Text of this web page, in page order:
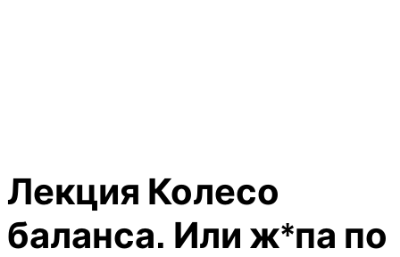
Лекция Колесо
баланса. Или ж*па по